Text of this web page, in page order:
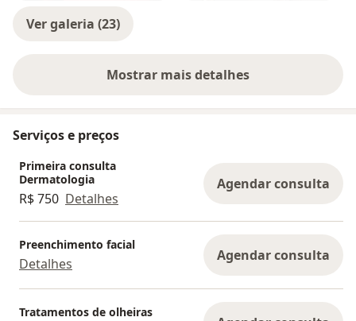
Ver galeria (23)
Mostrar mais detalhes
sobre a experiência
Serviços e preços
Primeira consulta
Dermatologia
R$ 750 Detalhes
Agendar consulta
Preenchimento facial
Detalhes Agendar consulta
Tratamentos de olheiras